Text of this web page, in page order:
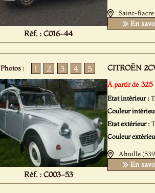
Réf. : C016-44
Saint-fiacre
En
Photos : 1 2 3 4 5
Réf. : C003-53
CITROËN
À partir de
Etat intérieur :
Couleur
Etat extérieur :
Couleur
Ahuille
En